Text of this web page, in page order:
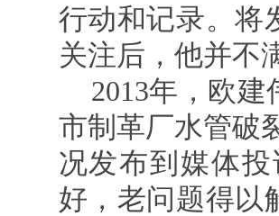
行动和记录。将
关注后，他并不
2013年，欧
市制革厂水管破
况发布到媒体
好，老问题得以